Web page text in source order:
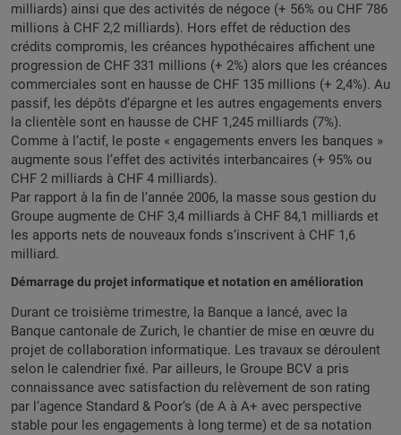
milliards) ainsi que des activités de négoce (+ 56% ou CHF 786
millions à CHF 2,2 milliards). Hors effet de réduction des
crédits compromis, les créances hypothécaires affichent une
progression de CHF 331 millions (+ 2%) alors que les créances
commerciales sont en hausse de CHF 135 millions (+ 2,4%). Au
passif, les dépôts d’épargne et les autres engagements envers
la clientèle sont en hausse de CHF 1,245 milliards (7%).
Comme à l’actif, le poste « engagements envers les banques »
augmente sous l’effet des activités interbancaires (+ 95% ou
CHF 2 milliards à CHF 4 milliards).
Par rapport à la fin de l’année 2006, la masse sous gestion du
Groupe augmente de CHF 3,4 milliards à CHF 84,1 milliards et
les apports nets de nouveaux fonds s’inscrivent à CHF 1,6
milliard.
Démarrage du projet informatique et notation en amélioration
Durant ce troisième trimestre, la Banque a lancé, avec la
Banque cantonale de Zurich, le chantier de mise en œuvre du
projet de collaboration informatique. Les travaux se déroulent
selon le calendrier fixé. Par ailleurs, le Groupe BCV a pris
connaissance avec satisfaction du relèvement de son rating
par l’agence Standard & Poor’s (de A à A+ avec perspective
stable pour les engagements à long terme) et de sa notation